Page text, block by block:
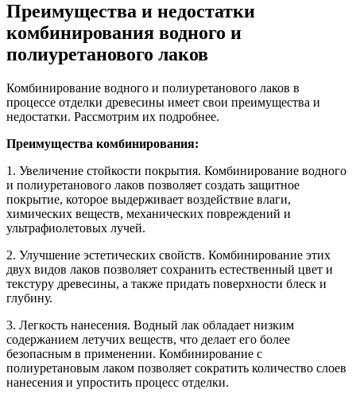
Преимущества и недостатки
комбинирования водного и
полиуретанового лаков
Комбинирование водного и полиуретанового лаков в
процессе отделки древесины имеет свои преимущества и
недостатки. Рассмотрим их подробнее.
Преимущества комбинирования:
1. Увеличение стойкости покрытия. Комбинирование водного
и полиуретанового лаков позволяет создать защитное
покрытие, которое выдерживает воздействие влаги,
химических веществ, механических повреждений и
ультрафиолетовых лучей.
2. Улучшение эстетических свойств. Комбинирование этих
двух видов лаков позволяет сохранить естественный цвет и
текстуру древесины, а также придать поверхности блеск и
глубину.
3. Легкость нанесения. Водный лак обладает низким
содержанием летучих веществ, что делает его более
безопасным в применении. Комбинирование с
полиуретановым лаком позволяет сократить количество слоев
нанесения и упростить процесс отделки.